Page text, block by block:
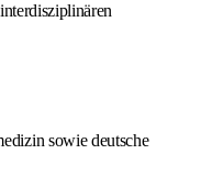
sowie deutsche